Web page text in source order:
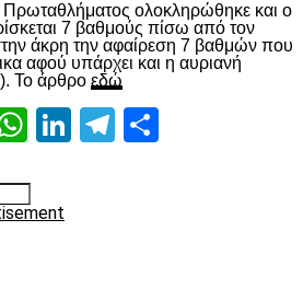
Πρωταθλήματος ολοκληρώθηκε και ο
7 βαθμούς πίσω από τον
άκρη την αφαίρεση 7 βαθμών που
αφού υπάρχει και η αυριανή
Το άρθρο εδώ
WhatsApp
LinkedIn
Telegram